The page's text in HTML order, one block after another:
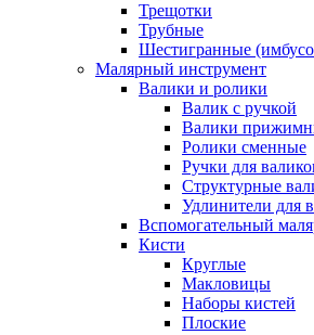
Трещотки
Трубные
Шестигранные
Малярный инструмент
Валики и ролики
Валик с ручкой
Валики
Ролики сменные
Ручки для
Структурные
Удлинители для
Вспомогательный
Кисти
Круглые
Макловицы
Наборы кистей
Плоские